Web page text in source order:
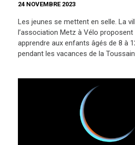
24 NOVEMBRE 2023
Les jeunes se mettent en selle. La
l’association Metz à Vélo
apprendre aux enfants âgés de 8 à
pendant les vacances de la